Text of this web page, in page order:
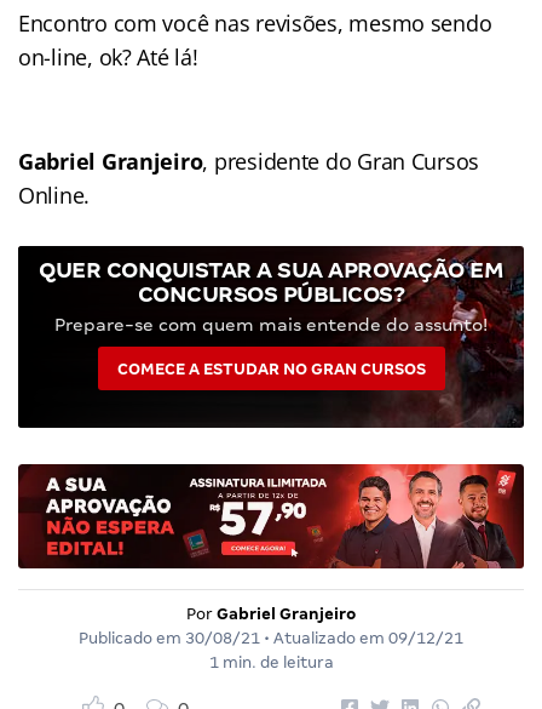
Encontro com você nas revisões, mesmo sendo
on-line, ok? Até lá!
Gabriel Granjeiro, presidente do Gran Cursos
Online.
QUER CONQUISTAR A SUA APROVAÇÃO EM
CONCURSOS PÚBLICOS?
Prepare-se com quem mais entende do assunto!
COMECE A ESTUDAR NO GRAN CURSOS
Por Gabriel Granjeiro
Publicado em 30/08/21 • Atualizado em 09/12/21
1 min. de leitura